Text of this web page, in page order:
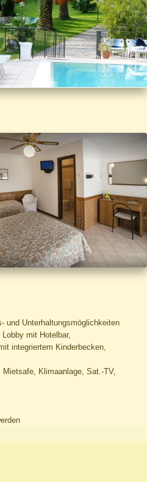
und Unterhaltungsmöglichkeiten
mit Hotelbar,
integriertem Kinderbecken,
Klimaanlage, Sat.-TV,